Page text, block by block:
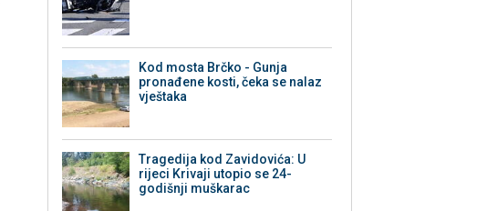
Kod mosta Brčko - Gunja
pronađene kosti, čeka se nalaz
vještaka
Tragedija kod Zavidovića: U
rijeci Krivaji utopio se 24-
godišnji muškarac